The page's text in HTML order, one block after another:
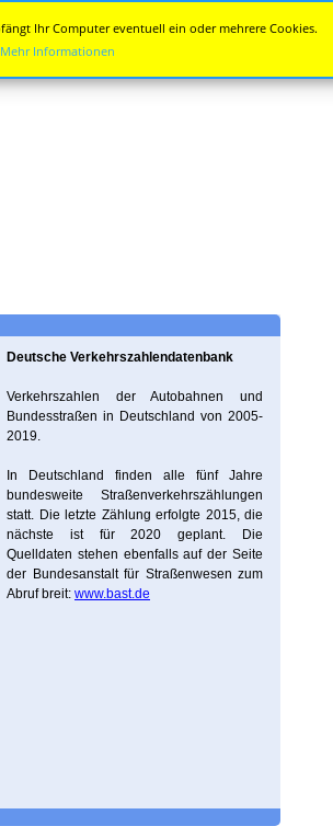
Deutsche Verkehrszahlendatenbank
Verkehrszahlen der Autobahnen und
Bundesstraßen in Deutschland von 2005-
2019.
In Deutschland finden alle fünf Jahre
bundesweite Straßenverkehrszählungen
statt. Die letzte Zählung erfolgte 2015, die
nächste ist für 2020 geplant. Die
Quelldaten stehen ebenfalls auf der Seite
der Bundesanstalt für Straßenwesen zum
Abruf breit: www.bast.de
Ihr Computer eventuell ein oder mehrere Cookies.
Mehr Informationen